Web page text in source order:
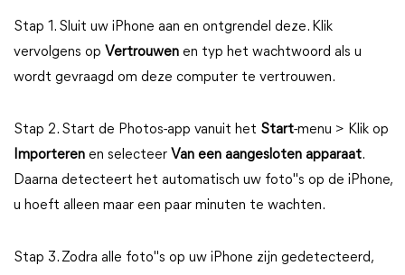
Stap 1. Sluit uw iPhone aan en ontgrendel deze. Klik
vervolgens op Vertrouwen en typ het wachtwoord als u
wordt gevraagd om deze computer te vertrouwen.
Stap 2. Start de Photos-app vanuit het Start-menu > Klik op
Importeren en selecteer Van een aangesloten apparaat.
Daarna detecteert het automatisch uw foto"s op de iPhone,
u hoeft alleen maar een paar minuten te wachten.
Stap 3. Zodra alle foto"s op uw iPhone zijn gedetecteerd,